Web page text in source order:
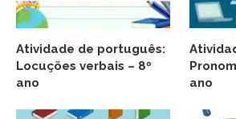
Atividade de português:
Locuções verbais – 8º
ano
ano